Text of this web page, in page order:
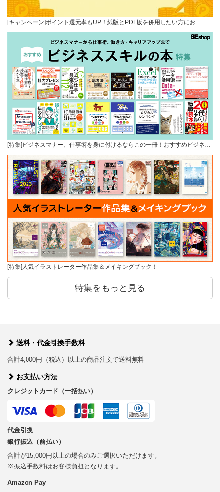
[キャンペーン]ポイント還元率もUP！紙版とPDF版を併用したい方にお…
[特集]ビジネスマナー、仕事術を身に付けるならこの一冊！おすすめビジネ…
[特集]人気イラストレーター作品集＆メイキングブック！
特集をもっと見る
送料・代金引換手数料
合計4,000円（税込）以上の商品注文で送料無料
お支払い方法
クレジットカード（一括払い）
代金引換
銀行振込（前払い）
合計が15,000円以上の場合のみご選択いただけます。
※振込手数料はお客様負担となります。
Amazon Pay